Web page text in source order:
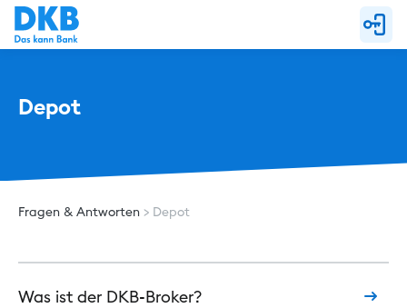
Depot
Fragen & Antworten Depot
Was ist der DKB-Broker?